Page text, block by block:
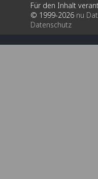
Für den Inhalt
© 1999-2026 nu
Datenschutz